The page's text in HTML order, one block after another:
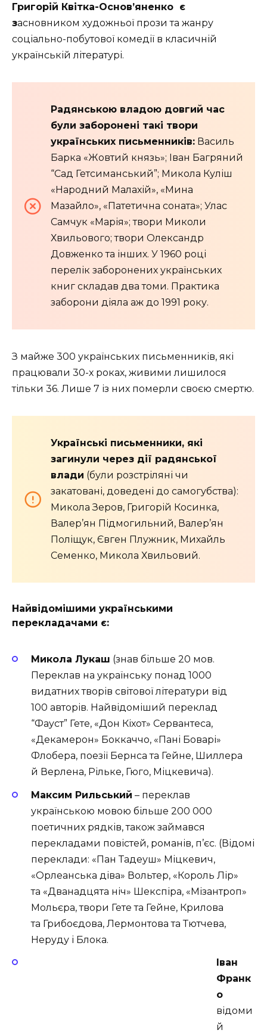
Григорій Квітка-Основ’яненко є
засновником художньої прози та жанру
соціально-побутової комедії в класичній
українській літературі.
Радянською владою довгий час
були заборонені такі твори
українських письменників: Василь
Барка «Жовтий князь»; Іван Багряний
“Сад Гетсиманський”; Микола Куліш
«Народний Малахій», «Мина
Мазайло», «Патетична соната»; Улас
Самчук «Марія»; твори Миколи
Хвильового; твори Олександр
Довженко та інших. У 1960 році
перелік заборонених українських
книг складав два томи. Практика
заборони діяла аж до 1991 року.
З майже 300 українських письменників, які
працювали 30-х роках, живими лишилося
тільки 36. Лише 7 із них померли своєю смертю.
Українські письменники, які
загинули через дії радянської
влади (були розстріляні чи
закатовані, доведені до самогубства):
Микола Зеров, Григорій Косинка,
Валер’ян Підмогильний, Валер’ян
Поліщук, Євген Плужник, Михайль
Семенко, Микола Хвильовий.
Найвідомішими українськими
перекладачами є:
Микола Лукаш (знав більше 20 мов.
Переклав на українську понад 1000
видатних творів світової літератури від
100 авторів. Найвідоміший переклад
“Фауст” Гете, «Дон Кіхот» Сервантеса,
«Декамерон» Боккаччо, «Пані Боварі»
Флобера, поезії Бернса та Гейне, Шиллера
й Верлена, Рільке, Гюго, Міцкевича).
Максим Рильський – переклав
українською мовою більше 200 000
поетичних рядків, також займався
перекладами повістей, романів, п’єс. (Відомі
переклади: «Пан Тадеуш» Міцкевич,
«Орлеанська діва» Вольтер, «Король Лір»
та «Дванадцята ніч» Шекспіра, «Мізантроп»
Мольєра, твори Гете та Гейне, Крилова
та Грибоєдова, Лермонтова та Тютчева,
Неруду і Блока.
Іван
Франк
о
відоми
й